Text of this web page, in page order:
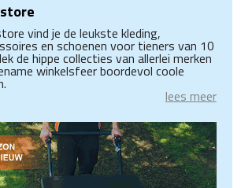
vind je de leukste kleding,
en schoenen voor tieners van 10
de hippe collecties van allerlei merken
winkelsfeer boordevol coole
lees meer